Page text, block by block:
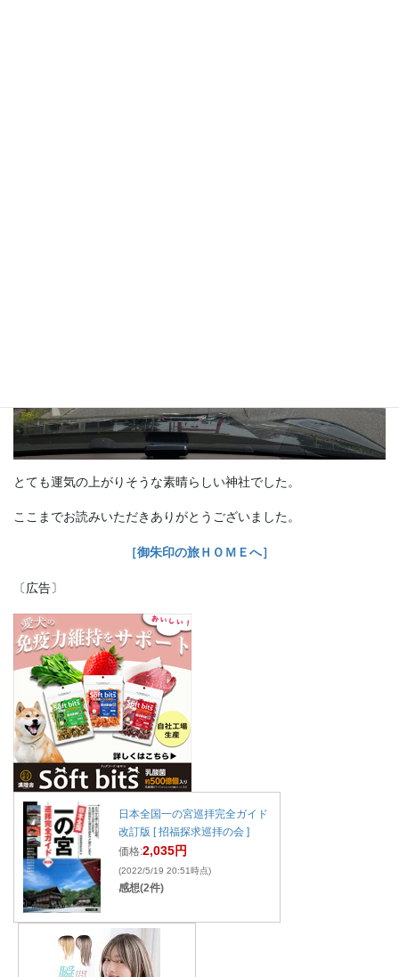
とても運気の上がりそうな素晴らしい神社でした。
ここまでお読みいただきありがとうございました。
［御朱印の旅ＨＯＭＥへ］
〔広告〕
日本全国一の宮巡拝完全ガイド
改訂版 [ 招福探求巡拝の会 ]
価格:2,035円
(2022/5/19 20:51時点)
感想(2件)